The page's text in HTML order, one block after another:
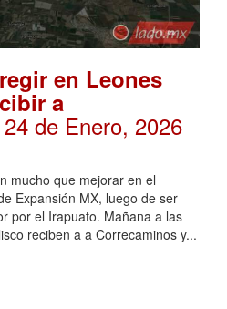
en Leones
a
de Enero, 2026
mucho que mejorar en el
Expansión MX, luego de ser
por el Irapuato. Mañana a las
reciben a a Correcaminos y...